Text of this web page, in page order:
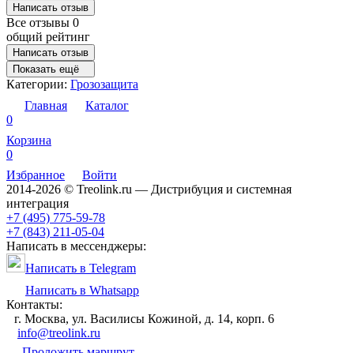
Написать отзыв
Все отзывы 0
общий рейтинг
Написать отзыв
Показать ещё
Категории: Грозозащита
Главная
Каталог
0
Корзина
0
Избранное
Войти
2014-2026 © Treolink.ru — Дистрибуция и системная
интеграция
+7 (495) 775-59-78
+7 (843) 211-05-04
Написать в мессенджеры:
Написать в Telegram
Написать в Whatsapp
Контакты:
г. Москва, ул. Василисы Кожиной, д. 14, корп. 6
info@treolink.ru